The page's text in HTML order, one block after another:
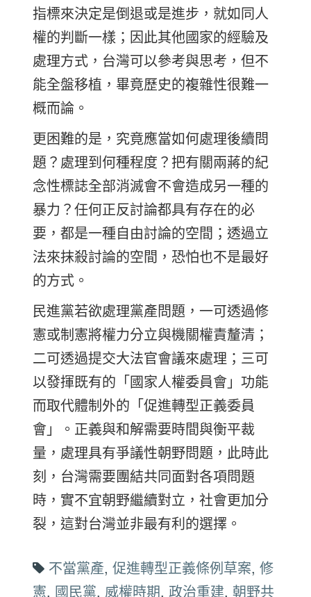
指標來決定是倒退或是進步，就如同人
權的判斷一樣；因此其他國家的經驗及
處理方式，台灣可以參考與思考，但不
能全盤移植，畢竟歷史的複雜性很難一
概而論。
更困難的是，究竟應當如何處理後續問
題？處理到何種程度？把有關兩蔣的紀
念性標誌全部消滅會不會造成另一種的
暴力？任何正反討論都具有存在的必
要，都是一種自由討論的空間；透過立
法來抹殺討論的空間，恐怕也不是最好
的方式。
民進黨若欲處理黨產問題，一可透過修
憲或制憲將權力分立與機關權責釐清；
二可透過提交大法官會議來處理；三可
以發揮既有的「國家人權委員會」功能
而取代體制外的「促進轉型正義委員
會」。正義與和解需要時間與衡平裁
量，處理具有爭議性朝野問題，此時此
刻，台灣需要團結共同面對各項問題
時，實不宜朝野繼續對立，社會更加分
裂，這對台灣並非最有利的選擇。
不當黨產, 促進轉型正義條例草案, 修
憲, 國民黨, 威權時期, 政治重建, 朝野共